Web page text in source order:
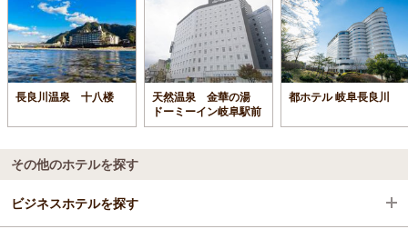
長良川温泉 十八楼
天然温泉 金華の湯
ドーミーイン岐阜駅前
都ホテル 岐阜長良川
その他のホテルを探す
ビジネスホテルを探す